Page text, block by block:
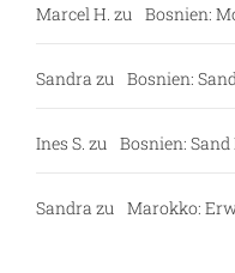
Marcel H. zu Bosnien:
Sandra zu Bosnien:
Ines S. zu Bosnien:
Sandra zu Marokko: